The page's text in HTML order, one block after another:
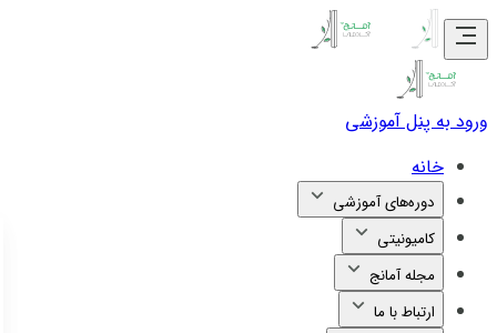
ورود به پنل آموزشی
خانه
دوره‌های آموزشی
کامیونیتی
مجله آمانج
ارتباط با ما